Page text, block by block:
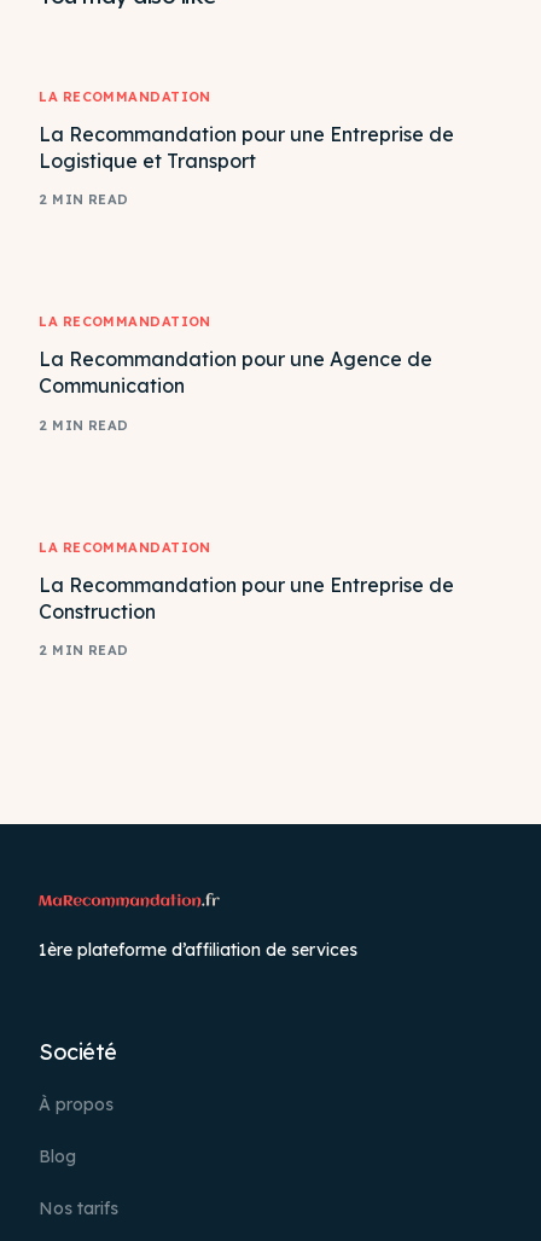
LA RECOMMANDATION
La Recommandation pour une Entreprise de
Logistique et Transport
2 MIN READ
LA RECOMMANDATION
La Recommandation pour une Agence de
Communication
2 MIN READ
LA RECOMMANDATION
La Recommandation pour une Entreprise de
Construction
2 MIN READ
1ère plateforme d’affiliation de services
Société
À propos
Blog
Nos tarifs